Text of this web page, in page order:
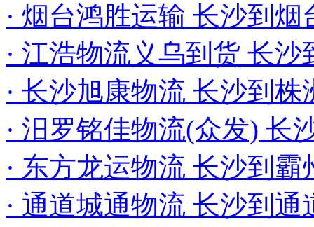
· 烟台鸿胜运输 长沙到烟
· 江浩物流义乌到货 长
· 长沙旭康物流 长沙到株
· 汨罗铭佳物流(众发) 长
· 东方龙运物流 长沙到霸
· 通道城通物流 长沙到通